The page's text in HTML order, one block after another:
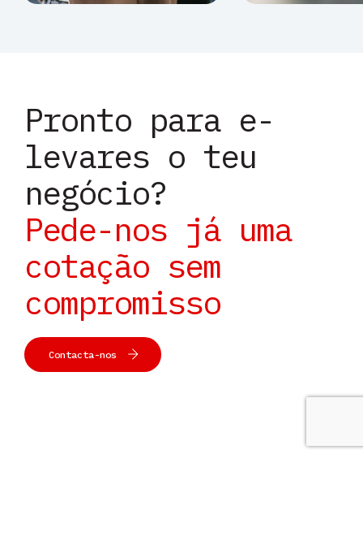
Pronto para e-
levares o teu
negócio?
Pede-nos já uma
cotação sem
compromisso
Contacta-nos